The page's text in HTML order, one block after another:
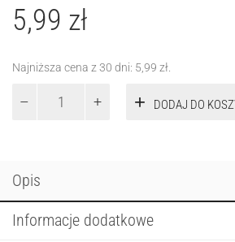
5,99 zł
Najniższa cena z 30 dni: 5,99 zł
koncert
DODAJ DO
Opis
Informacje dodatkowe